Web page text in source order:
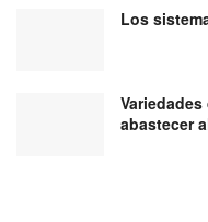
Los
abastecer